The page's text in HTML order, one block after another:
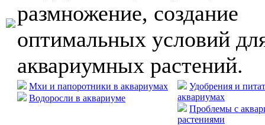
размножение, создание
оптимальных условий
аквариумных растений.
Мхи и папоротники в аквариумах
Водоросли в аквариуме
Удобрения и
аквариумах
Проблемы с
растениями